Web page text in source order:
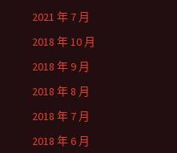
2021 年 7 月
2018 年 10 月
2018 年 9 月
2018 年 8 月
2018 年 7 月
2018 年 6 月